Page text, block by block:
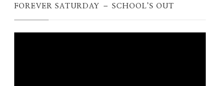
FOREVER SATURDAY – SCHOOL’S OUT